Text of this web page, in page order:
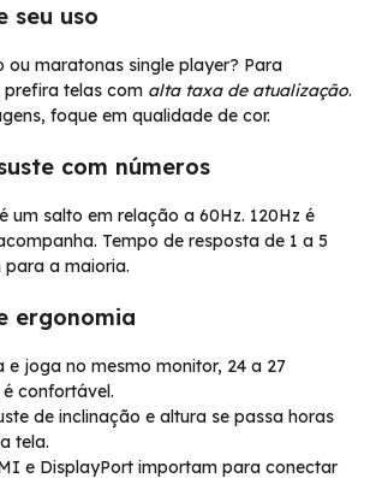
seu uso
maratonas single player? Para
telas com alta taxa de atualização.
foque em qualidade de cor.
com números
um salto em relação a 60Hz. 120Hz é
Tempo de resposta de 1 a 5
para a maioria.
ergonomia
e joga no mesmo monitor, 24 a 27
confortável.
de inclinação e altura se passa horas
tela.
e DisplayPort importam para conectar